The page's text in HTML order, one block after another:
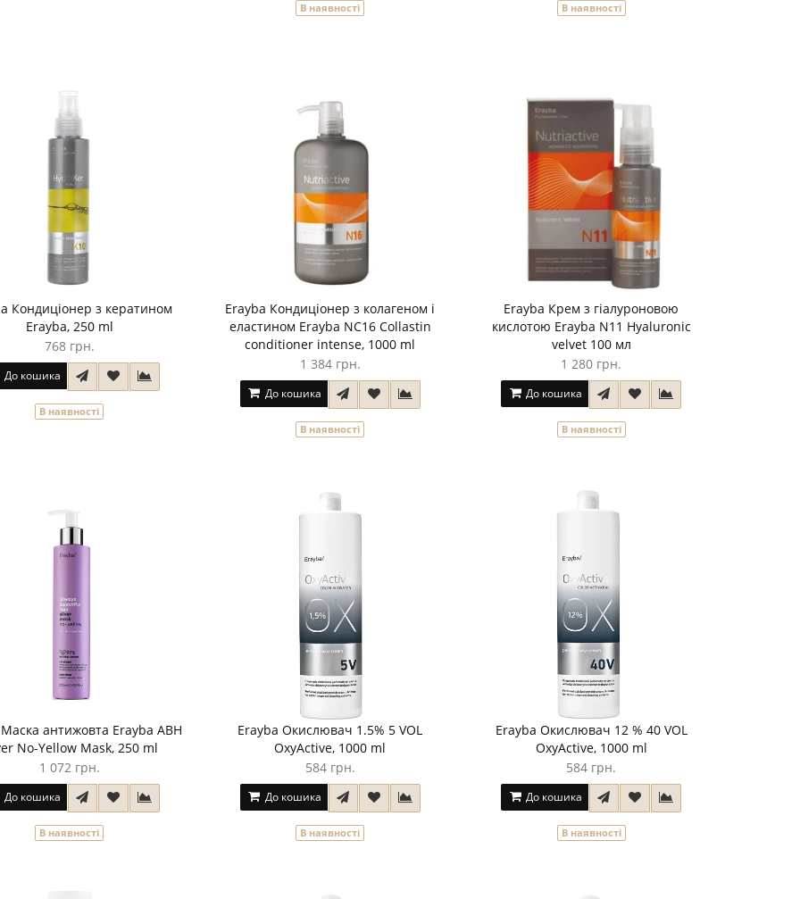
В наявності В наявності
Кондиціонер з кератином
Erayba, 250 ml
768 грн.
До кошика
В наявності
Erayba Кондиціонер з колагеном і
еластином Erayba NC16 Collastin
conditioner intense, 1000 ml
1 384 грн.
До кошика
В наявності
Erayba Крем з гіалуроновою
кислотою Erayba N11 Hyaluronic
velvet 100 мл
1 280 грн.
До кошика
В наявності
антижовта Erayba ABH
No-Yellow Mask, 250 ml
1 072 грн.
До кошика
В наявності
Erayba Окислювач 1.5% 5 VOL
OxyActive, 1000 ml
584 грн.
До кошика
В наявності
Erayba Окислювач 12 % 40 VOL
OxyActive, 1000 ml
584 грн.
До кошика
В наявності